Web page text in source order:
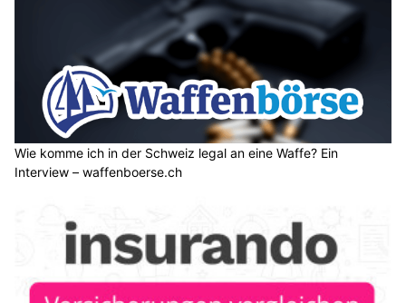
Wie komme ich in der Schweiz legal an eine Waffe? Ein
Interview – waffenboerse.ch